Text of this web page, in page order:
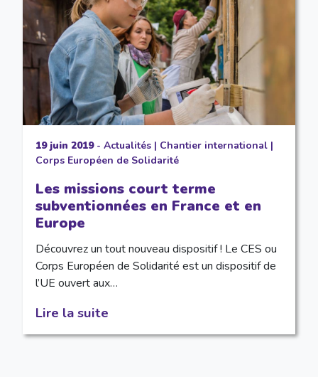
19 juin 2019- Actualités| Chantier international|
Corps Européen de Solidarité
Les missions court terme
subventionnées en France et en
Europe
Découvrez un tout nouveau dispositif ! Le CES ou
Corps Européen de Solidarité est un dispositif de
l’UE ouvert aux…
Lire la suite